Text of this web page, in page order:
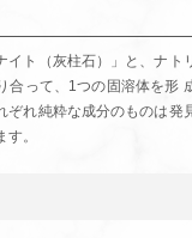
イト（灰柱石）」と、ナト
合って、1つの固溶体を形
ぞれ純粋な成分のものは発
。